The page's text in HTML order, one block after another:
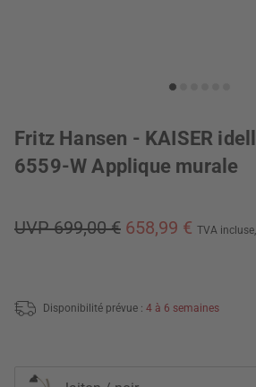
Fritz Hansen - KAISER idell
6559-W Applique murale
UVP 699,00 € 658,99 € TVA incluse,
Disponibilité prévue : 4 à 6 semaines